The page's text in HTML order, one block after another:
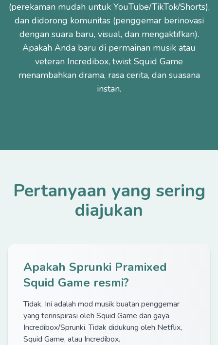
(perekaman mudah untuk YouTube/TikTok/Shorts),
dan didorong komunitas (penggemar berinovasi
dengan suara baru, visual, dan mengaktifkan).
Apakah Anda baru di permainan musik atau
veteran Incredibox, twist Squid Game
menambahkan drama, rasa cerita, dan suasana
instan.
Pertanyaan yang sering
diajukan
Apakah Sprunki Pramixed
Squid Game resmi?
Tidak. Ini adalah mod musik buatan penggemar
yang terinspirasi oleh Squid Game dan gaya
Incredibox/Sprunki. Tidak didukung oleh Netflix,
Squid Game, atau Incredibox.